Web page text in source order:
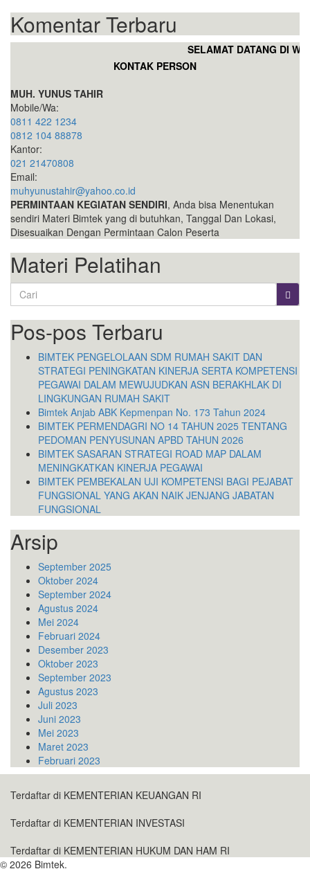
Komentar Terbaru
SELAMAT DATANG DI
KONTAK PERSON
MUH. YUNUS TAHIR
Mobile/Wa:
0811 422 1234
0812 104 88878
Kantor:
021 21470808
Email:
muhyunustahir@yahoo.co.id
PERMINTAAN KEGIATAN SENDIRI, Anda bisa Menentukan
sendiri Materi Bimtek yang di butuhkan, Tanggal Dan Lokasi,
Disesuaikan Dengan Permintaan Calon Peserta
Materi Pelatihan
Search
for:
Pos-pos Terbaru
BIMTEK PENGELOLAAN SDM RUMAH SAKIT DAN
STRATEGI PENINGKATAN KINERJA SERTA KOMPETENSI
PEGAWAI DALAM MEWUJUDKAN ASN BERAKHLAK DI
LINGKUNGAN RUMAH SAKIT
Bimtek Anjab ABK Kepmenpan No. 173 Tahun 2024
BIMTEK PERMENDAGRI NO 14 TAHUN 2025 TENTANG
PEDOMAN PENYUSUNAN APBD TAHUN 2026
BIMTEK SASARAN STRATEGI ROAD MAP DALAM
MENINGKATKAN KINERJA PEGAWAI
BIMTEK PEMBEKALAN UJI KOMPETENSI BAGI PEJABAT
FUNGSIONAL YANG AKAN NAIK JENJANG JABATAN
FUNGSIONAL
Arsip
September 2025
Oktober 2024
September 2024
Agustus 2024
Mei 2024
Februari 2024
Desember 2023
Oktober 2023
September 2023
Agustus 2023
Juli 2023
Juni 2023
Mei 2023
Maret 2023
Februari 2023
Terdaftar di KEMENTERIAN KEUANGAN RI
Terdaftar di KEMENTERIAN INVESTASI
Terdaftar di KEMENTERIAN HUKUM DAN HAM RI
© 2026 Bimtek.